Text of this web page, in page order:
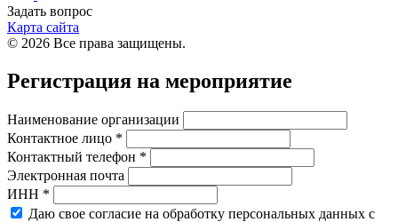
Задать вопрос
Карта сайта
© 2026 Все права защищены.
Регистрация на мероприятие
Наименование организации
Контактное лицо *
Контактный телефон *
Электронная почта
ИНН *
Даю свое согласие на обработку персональных данных с